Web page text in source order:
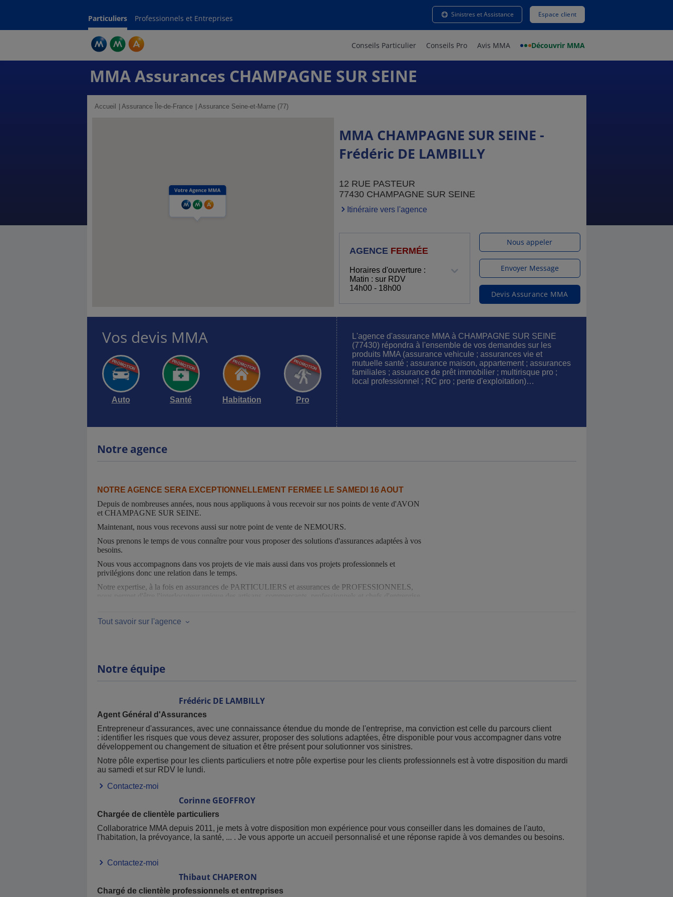
Particuliers Professionnels et Entreprises Sinistres et Assistance Espace client
Conseils Particulier Conseils Pro Avis MMA Découvrir MMA
MMA Assurances CHAMPAGNE SUR SEINE
Accueil Assurance Île-de-France Assurance Seine-et-Marne (77)
MMA CHAMPAGNE SUR SEINE -
Frédéric DE LAMBILLY
12 RUE PASTEUR
77430 CHAMPAGNE SUR SEINE
Itinéraire vers l'agence
AGENCE FERMÉE
Horaires d'ouverture :
Matin : sur RDV
14h00 - 18h00
Nous appeler
Envoyer Message
Devis Assurance MMA
Vos devis MMA
Auto Santé Habitation Pro
L'agence d'assurance MMA à CHAMPAGNE SUR SEINE
(77430) répondra à l'ensemble de vos demandes sur les
produits MMA (assurance vehicule ; assurances vie et
mutuelle santé ; assurance maison, appartement ; assurances
familiales ; assurance de prêt immobilier ; multirisque pro ;
local professionnel ; RC pro ; perte d'exploitation)…
Notre agence
NOTRE AGENCE SERA EXCEPTIONNELLEMENT FERMEE LE SAMEDI 16 AOUT
Depuis de nombreuses années, nous nous appliquons à vous recevoir sur nos points de vente d'AVON
et CHAMPAGNE SUR SEINE.
Maintenant, nous vous recevons aussi sur notre point de vente de NEMOURS.
Nous prenons le temps de vous connaître pour vous proposer des solutions d'assurances adaptées à vos
besoins.
Nous vous accompagnons dans vos projets de vie mais aussi dans vos projets professionnels et
privilégions donc une relation dans le temps.
Notre expertise, à la fois en assurances de PARTICULIERS et assurances de PROFESSIONNELS,
nous permet d'être l'interlocuteur unique des artisans, commerçants, professionnels et chefs d'entreprise.
Vous pouvez vous rendre facilement à notre agence en consultant le plan d'accès ci-dessus.
- Notre adresse mail :
- Votre espace client est disponible sur :https://espace-client.mma.fr/connexion/( attestation, règlement de vos primes, déclaration de sinistre,
Vous pouvez le créer avec votre numéro de téléphone ou votre adresse mail (que vous nous avez communiqués lors de la souscription)ou avec
le numéro d’un de vos contrats.
Mode d’emploi si besoin :https://espace-client.mma.fr/aide-creation-espace-client.html
En cas de sinistre ou de besoin d’assistance
09 809 809 11numéro non surtaxé
Mail du service sinistre HABITATION :
Mail du service sinistre AUTO :autosolutions@groupe-mma.fr
Nos conseils en cas de sinistre :https://espace-client.mma.fr/conseil-service-client/conseils-urgence
Tout savoir sur l'agence
Notre équipe
Frédéric DE LAMBILLY
Agent Général d'Assurances
Entrepreneur d'assurances, avec une connaissance étendue du monde de l'entreprise, ma conviction est celle du parcours client
: identifier les risques que vous devez assurer, proposer des solutions adaptées, être disponible pour vous accompagner dans votre
développement ou changement de situation et être présent pour solutionner vos sinistres.
Notre pôle expertise pour les clients particuliers et notre pôle expertise pour les clients professionnels est à votre disposition du mardi
au samedi et sur RDV le lundi.
Contactez-moi
Corinne GEOFFROY
Chargée de clientèle particuliers
Collaboratrice MMA depuis 2011, je mets à votre disposition mon expérience pour vous conseiller dans les domaines de l'auto,
l'habitation, la prévoyance, la santé, ... . Je vous apporte un accueil personnalisé et une réponse rapide à vos demandes ou besoins.
Contactez-moi
Thibaut CHAPERON
Chargé de clientèle professionnels et entreprises